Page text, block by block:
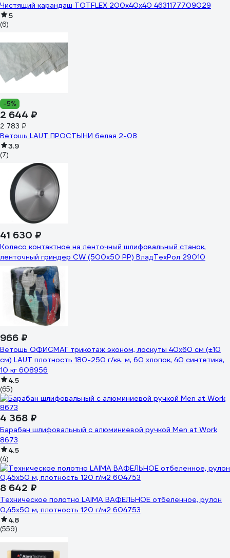
Чистящий карандаш TOTFLEX 200x40x40 4631177709029
5
(6)
-5%
2 644 ₽
2 783 ₽
Ветошь LAUT ПРОСТЫНИ белая 2-08
3.9
(7)
41 630 ₽
Колесо контактное на ленточный шлифовальный станок,
ленточный гриндер CW (500x50 PP) ВладТехРол 29010
966 ₽
Ветошь ОФИСМАГ трикотаж эконом, лоскуты 40x60 см (±10
см) LAUT плотность 180-250 г/кв. м, 60 хлопок, 40 синтетика,
10 кг 608956
4.5
(65)
4 368 ₽
Барабан шлифовальный с алюминиевой ручкой Men at Work
8673
4.5
(4)
8 642 ₽
Техническое полотно LAIMA ВАФЕЛЬНОЕ отбеленное, рулон
0,45х50 м, плотность 120 г/м2 604753
4.8
(559)